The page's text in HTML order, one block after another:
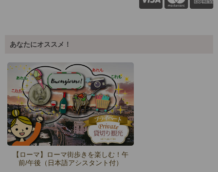
あなたにオススメ！
【ローマ】ローマ街歩きを楽しむ！午
前/午後（日本語アシスタント付）